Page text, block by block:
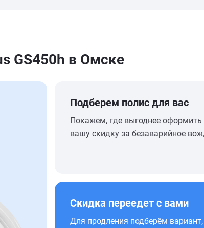
GS450h в Омске
Подберем полис для вас
Покажем, где выгоднее оформить
вашу скидку за безаварийное
Скидка переедет с вами
Для продления подберём вариант,